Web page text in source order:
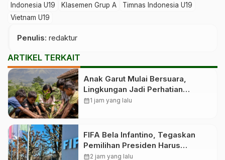
Indonesia U19
Klasemen Grup A
Timnas Indonesia U19
Vietnam U19
Penulis: redaktur
ARTIKEL TERKAIT
Anak Garut Mulai Bersuara,
Lingkungan Jadi Perhatian
Generasi Muda
calendar_month1 jam yang lalu
FIFA Bela Infantino, Tegaskan
Pemilihan Presiden Harus
Demokratis
calendar_month2 jam yang lalu